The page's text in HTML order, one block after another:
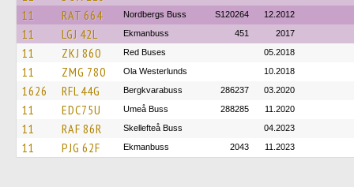
11 RAT 664 Nordbergs Buss S120264 12.2012
11 LGJ 42L Ekmanbuss 451 2017
11 ZKJ 860 Red Buses 05.2018
11 ZMG 780 Ola Westerlunds 10.2018
1626 RFL 44G Bergkvarabuss 286237 03.2020
11 EDC75U Umeå Buss 288285 11.2020
11 RAF 86R Skellefteå Buss 04.2023
11 PJG 62F Ekmanbuss 2043 11.2023